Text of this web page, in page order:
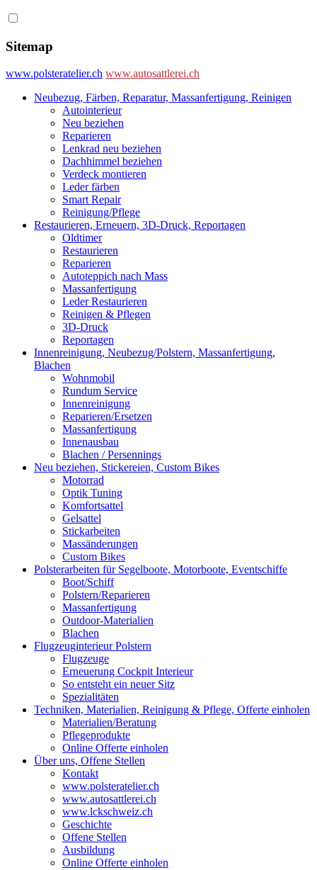
Sitemap
www.polsteratelier.ch www.autosattlerei.ch
Neubezug, Färben, Reparatur, Massanfertigung, Reinigen
Autointerieur
Neu beziehen
Reparieren
Lenkrad neu beziehen
Dachhimmel beziehen
Verdeck montieren
Leder färben
Smart Repair
Reinigung/Pflege
Restaurieren, Erneuern, 3D-Druck, Reportagen
Oldtimer
Restaurieren
Reparieren
Autoteppich nach Mass
Massanfertigung
Leder Restaurieren
Reinigen & Pflegen
3D-Druck
Reportagen
Innenreinigung, Neubezug/Polstern, Massanfertigung,
Blachen
Wohnmobil
Rundum Service
Innenreinigung
Reparieren/Ersetzen
Massanfertigung
Innenausbau
Blachen / Persennings
Neu beziehen, Stickereien, Custom Bikes
Motorrad
Optik Tuning
Komfortsattel
Gelsattel
Stickarbeiten
Massänderungen
Custom Bikes
Polsterarbeiten für Segelboote, Motorboote, Eventschiffe
Boot/Schiff
Polstern/Reparieren
Massanfertigung
Outdoor-Materialien
Blachen
Flugzeuginterieur Polstern
Flugzeuge
Erneuerung Cockpit Interieur
So entsteht ein neuer Sitz
Spezialitäten
Techniken, Materialien, Reinigung & Pflege, Offerte einholen
Materialien/Beratung
Pflegeprodukte
Online Offerte einholen
Über uns, Offene Stellen
Kontakt
www.polsteratelier.ch
www.autosattlerei.ch
www.lckschweiz.ch
Geschichte
Offene Stellen
Ausbildung
Online Offerte einholen